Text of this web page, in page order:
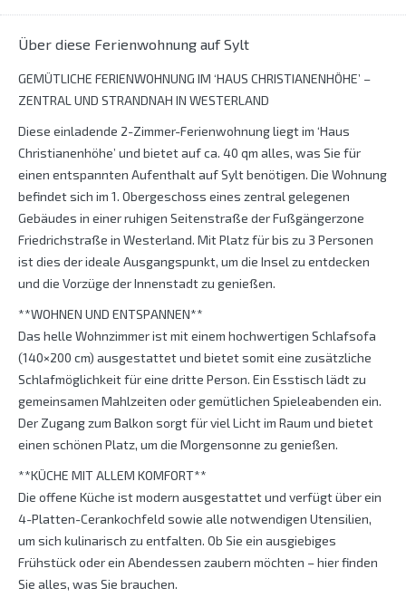
Über diese Ferienwohnung auf Sylt
GEMÜTLICHE FERIENWOHNUNG IM ‘HAUS CHRISTIANENHÖHE’ –
ZENTRAL UND STRANDNAH IN WESTERLAND
Diese einladende 2-Zimmer-Ferienwohnung liegt im ‘Haus
Christianenhöhe’ und bietet auf ca. 40 qm alles, was Sie für
einen entspannten Aufenthalt auf Sylt benötigen. Die Wohnung
befindet sich im 1. Obergeschoss eines zentral gelegenen
Gebäudes in einer ruhigen Seitenstraße der Fußgängerzone
Friedrichstraße in Westerland. Mit Platz für bis zu 3 Personen
ist dies der ideale Ausgangspunkt, um die Insel zu entdecken
und die Vorzüge der Innenstadt zu genießen.
**WOHNEN UND ENTSPANNEN**
Das helle Wohnzimmer ist mit einem hochwertigen Schlafsofa
(140×200 cm) ausgestattet und bietet somit eine zusätzliche
Schlafmöglichkeit für eine dritte Person. Ein Esstisch lädt zu
gemeinsamen Mahlzeiten oder gemütlichen Spieleabenden ein.
Der Zugang zum Balkon sorgt für viel Licht im Raum und bietet
einen schönen Platz, um die Morgensonne zu genießen.
**KÜCHE MIT ALLEM KOMFORT**
Die offene Küche ist modern ausgestattet und verfügt über ein
4-Platten-Cerankochfeld sowie alle notwendigen Utensilien,
um sich kulinarisch zu entfalten. Ob Sie ein ausgiebiges
Frühstück oder ein Abendessen zaubern möchten – hier finden
Sie alles, was Sie brauchen.